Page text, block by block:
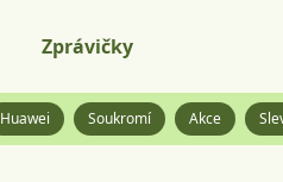
Zprávičky
Huawei Soukromí Akce